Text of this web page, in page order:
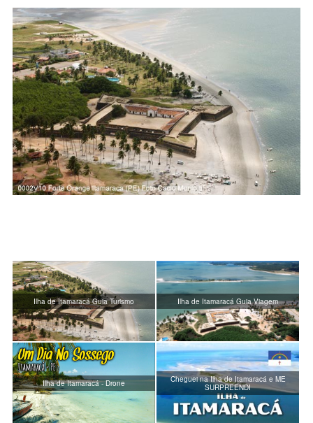
Ilha de Itamaracá Guia Turismo Ilha de Itamaracá Guia Viagem
Ilha de Itamaracá - Drone
Cheguei na Ilha de Itamaracá e ME
SURPREENDI